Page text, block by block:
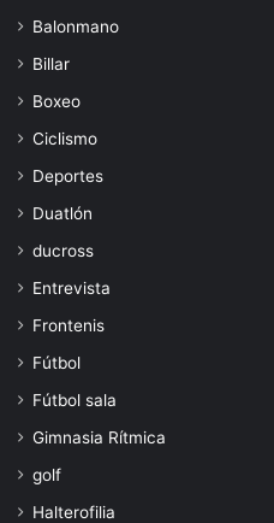
Balonmano
Billar
Boxeo
Ciclismo
Deportes
Duatlón
ducross
Entrevista
Frontenis
Fútbol
Fútbol sala
Gimnasia Rítmica
golf
Halterofilia